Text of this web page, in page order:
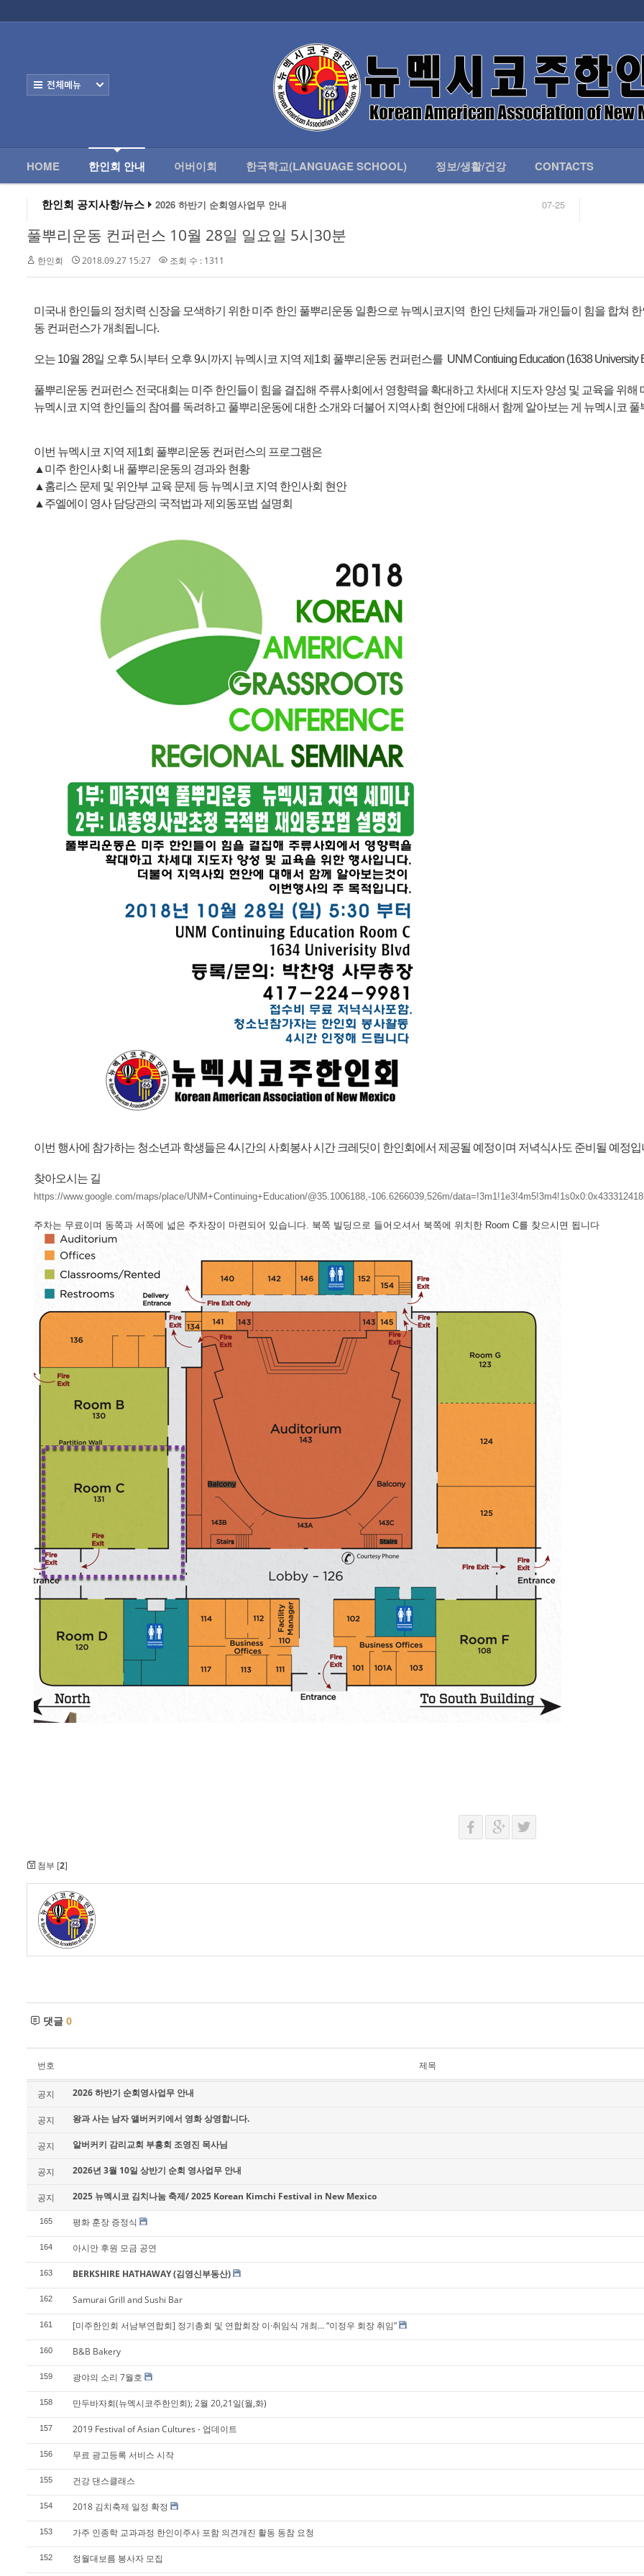
HOME 한인회 안내 어버이회 한국학교(LANGUAGE SCHOOL) 정보/생활/건강 CONTACTS
한인회 공지사항/뉴스
04-04
2026 미주한인회장대회
알버커키 감리교회 부흥회 조영진 목사님
2026년 3월 10일 상반기 순회 영사업무 안내
2026 하반기 순회영사업무 안내
풀뿌리운동 컨퍼런스 10월 28일 일요일 5시30분
한인회 2018.09.27 15:27 조회 수 : 1311
미국내 한인들의 정치력 신장을 모색하기 위한 미주 한인 풀뿌리운동 일환으로 뉴멕시코지역 한인 단체들과 개인들이 힘을 합쳐
동 컨퍼런스가 개최됩니다.
오는 10월 28일 오후 5시부터 오후 9시까지 뉴멕시코 지역 제1회 풀뿌리운동 컨퍼런스를 UNM Contiuing Education (1638 University
풀뿌리운동 컨퍼런스 전국대회는 미주 한인들이 힘을 결집해 주류사회에서 영향력을 확대하고 차세대 지도자 양성 및 교육을 위
뉴멕시코 지역 한인들의 참여를 독려하고 풀뿌리운동에 대한 소개와 더불어 지역사회 현안에 대해서 함께 알아보는 게 뉴멕시코
이번 뉴멕시코 지역 제1회 풀뿌리운동 컨퍼런스의 프로그램은
▲미주 한인사회 내 풀뿌리운동의 경과와 현황
▲홈리스 문제 및 위안부 교육 문제 등 뉴멕시코 지역 한인사회 현안
▲주엘에이 영사 담당관의 국적법과 제외동포법 설명회
이번 행사에 참가하는 청소년과 학생들은 4시간의 사회봉사 시간 크레딧이 한인회에서 제공될 예정이며 저녁식사도 준비될 예정입
찾아오시는 길
https://www.google.com/maps/place/UNM+Continuing+Education/@35.1006188,-106.6266039,526m/
주차는 무료이며 동쪽과 서쪽에 넓은 주차장이 마련되어 있습니다. 북쪽 빌딩으로 들어오셔서 북쪽에 위치한 Room C를 찾으시면 됩니다
첨부 [2]
댓글 0
번호 제목
공지 2026 하반기 순회영사업무 안내
공지 왕과 사는 남자 앨버커키에서 영화 상영합니다.
공지 알버커키 감리교회 부흥회 조영진 목사님
공지 2026년 3월 10일 상반기 순회 영사업무 안내
공지 2025 뉴멕시코 김치나눔 축제/ 2025 Korean Kimchi Festival in New Mexico
165 평화 훈장 증정식
164 아시안 후원 모금 공연
163 BERKSHIRE HATHAWAY (김영신부동산)
162 Samurai Grill and Sushi Bar
161 [미주한인회 서남부연합회] 정기총회 및 연합회장 이·취임식 개최… “이정우 회장 취임”
160 B&B Bakery
159 광야의 소리 7월호
158 만두바자회(뉴멕시코주한인회); 2월 20,21일(월,화)
157 2019 Festival of Asian Cultures - 업데이트
156 무료 광고등록 서비스 시작
155 건강 댄스클래스
154 2018 김치축제 일정 확정
153 가주 인종학 교과과정 한인이주사 포함 의견개진 활동 동참 요청
152 정월대보름 봉사자 모집
한인회 안내
- 한인회 연혁
- 한인회소식/공지사항
- Event Photos
- 한인회장선관위원회
- 한인회 정관 위원회
어버이회
정보/생활/건강
Contacts